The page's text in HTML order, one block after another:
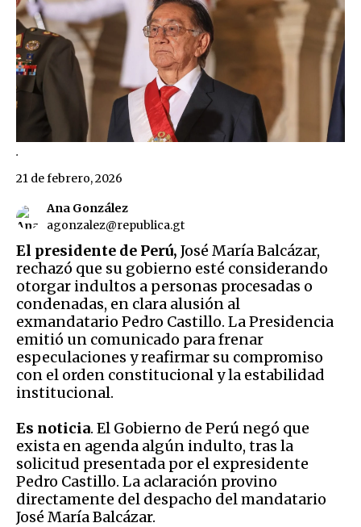
.
Ana González
agonzalez@republica.gt
21 de febrero, 2026
El presidente de Perú, José María Balcázar,
rechazó que su gobierno esté considerando
otorgar indultos a personas procesadas o
condenadas, en clara alusión al
exmandatario Pedro Castillo. La Presidencia
emitió un comunicado para frenar
especulaciones y reafirmar su compromiso
con el orden constitucional y la estabilidad
institucional.
Es noticia. El Gobierno de Perú negó que
exista en agenda algún indulto, tras la
solicitud presentada por el expresidente
Pedro Castillo. La aclaración provino
directamente del despacho del mandatario
José María Balcázar.